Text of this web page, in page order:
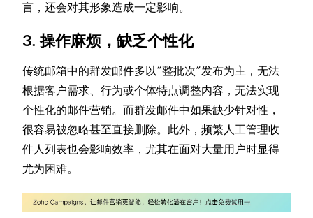
言，还会对其形象造成一定影响。
3.操作麻烦，缺乏个性化
传统邮箱中的群发邮件多以“整批次”发布为主，无法
根据客户需求、行为或个体特点调整内容，无法实现
个性化的邮件营销。而群发邮件中如果缺少针对性，
很容易被忽略甚至直接删除。此外，频繁人工管理收
件人列表也会影响效率，尤其在面对大量用户时显得
尤为困难。